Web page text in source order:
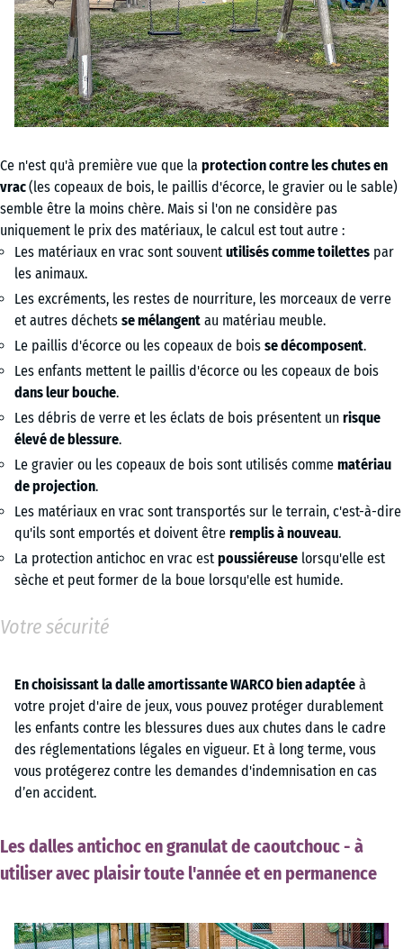
Ce n'est qu'à première vue que la protection contre les chutes en
vrac(les copeaux de bois, le paillis d'écorce, le gravier ou le sable)
semble être la moins chère. Mais si l'on ne considère pas
uniquement le prix des matériaux, le calcul est tout autre :
Les matériaux en vrac sont souvent utilisés comme toilettes par
les animaux.
Les excréments, les restes de nourriture, les morceaux de verre
et autres déchets se mélangent au matériau meuble.
Le paillis d'écorce ou les copeaux de bois se décomposent.
Les enfants mettent le paillis d'écorce ou les copeaux de bois
dans leur bouche.
Les débris de verre et les éclats de bois présentent un risque
élevé de blessure.
Le gravier ou les copeaux de bois sont utilisés comme matériau
de projection.
Les matériaux en vrac sont transportés sur le terrain, c'est-à-dire
qu'ils sont emportés et doivent être remplis à nouveau.
La protection antichoc en vrac est poussiéreuse lorsqu'elle est
sèche et peut former de la boue lorsqu'elle est humide.
Votre sécurité
En choisissant la dalle amortissante WARCO bien adaptée à
votre projet d'aire de jeux, vous pouvez protéger durablement
les enfants contre les blessures dues aux chutes dans le cadre
des réglementations légales en vigueur. Et à long terme, vous
vous protégerez contre les demandes d'indemnisation en cas
d’en accident.
Les dalles antichoc en granulat de caoutchouc - à
utiliser avec plaisir toute l'année et en permanence